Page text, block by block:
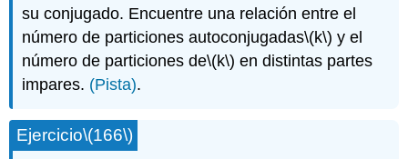
su conjugado. Encuentre una relación entre el
número de particiones autoconjugadas\(k\) y el
número de particiones de\(k\) en distintas partes
impares. (Pista).
Ejercicio\(166\)